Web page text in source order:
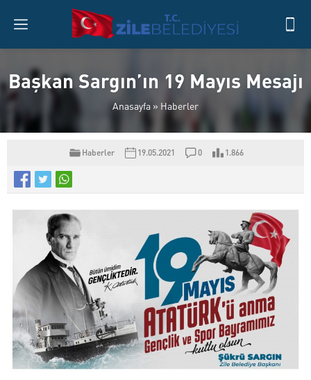
Başkan Sargın’ın 19 Mayıs Mesajı
Anasayfa » Haberler
Haberler 19.05.2021 0 1.866